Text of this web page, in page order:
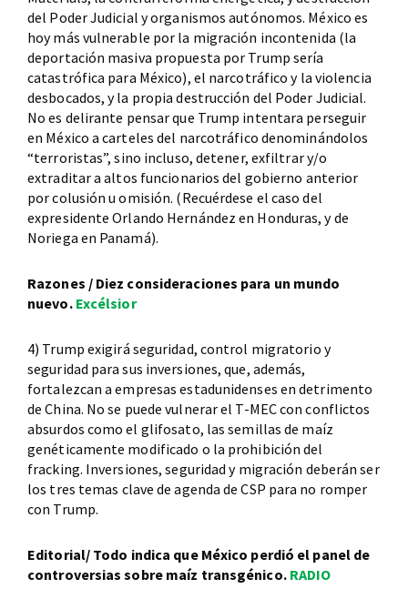
del Poder Judicial y organismos autónomos. México es
hoy más vulnerable por la migración incontenida (la
deportación masiva propuesta por Trump sería
catastrófica para México), el narcotráfico y la violencia
desbocados, y la propia destrucción del Poder Judicial.
No es delirante pensar que Trump intentara perseguir
en México a carteles del narcotráfico denominándolos
“terroristas”, sino incluso, detener, exfiltrar y/o
extraditar a altos funcionarios del gobierno anterior
por colusión u omisión. (Recuérdese el caso del
expresidente Orlando Hernández en Honduras, y de
Noriega en Panamá).
Razones / Diez consideraciones para un mundo
nuevo. Excélsior
4) Trump exigirá seguridad, control migratorio y
seguridad para sus inversiones, que, además,
fortalezcan a empresas estadunidenses en detrimento
de China. No se puede vulnerar el T-MEC con conflictos
absurdos como el glifosato, las semillas de maíz
genéticamente modificado o la prohibición del
fracking. Inversiones, seguridad y migración deberán ser
los tres temas clave de agenda de CSP para no romper
con Trump.
Editorial/ Todo indica que México perdió el panel de
controversias sobre maíz transgénico. RADIO